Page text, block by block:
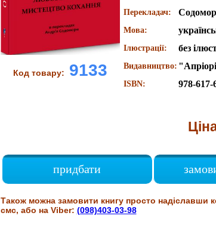
Код товару: 9133
Перекладач:
Мова:
Ілюстрації: без
Видавництво:
ISBN: 978-617-
придбати
Також можна замовити книгу просто надіславши
смс, або на Viber: (098)403-03-98